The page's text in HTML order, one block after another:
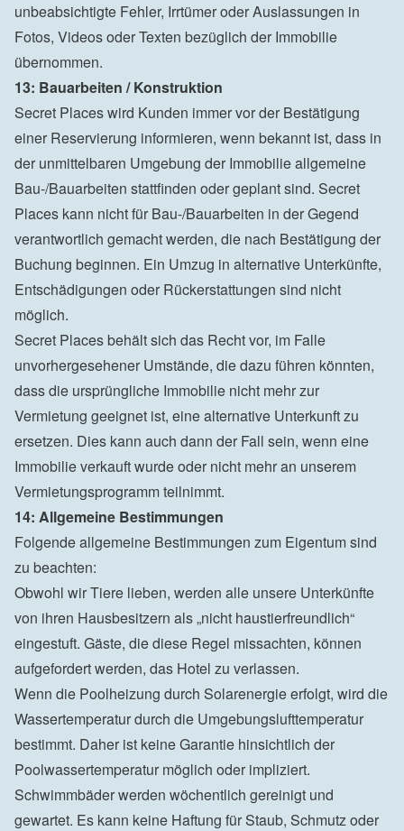
unbeabsichtigte Fehler, Irrtümer oder Auslassungen in
Fotos, Videos oder Texten bezüglich der Immobilie
13: Bauarbeiten / Konstruktion
Secret Places wird Kunden immer vor der Bestätigung
einer Reservierung informieren, wenn bekannt ist, dass in
der unmittelbaren Umgebung der Immobilie allgemeine
Bau-/Bauarbeiten stattfinden oder geplant sind. Secret
Places kann nicht für Bau-/Bauarbeiten in der Gegend
verantwortlich gemacht werden, die nach Bestätigung der
Buchung beginnen. Ein Umzug in alternative Unterkünfte,
Entschädigungen oder Rückerstattungen sind nicht
möglich.
Secret Places behält sich das Recht vor, im Falle
unvorhergesehener Umstände, die dazu führen könnten,
dass die ursprüngliche Immobilie nicht mehr zur
Vermietung geeignet ist, eine alternative Unterkunft zu
ersetzen. Dies kann auch dann der Fall sein, wenn eine
Immobilie verkauft wurde oder nicht mehr an unserem
Vermietungsprogramm teilnimmt.
14: Allgemeine Bestimmungen
Folgende allgemeine Bestimmungen zum Eigentum sind
zu beachten:
Obwohl wir Tiere lieben, werden alle unsere Unterkünfte
von ihren Hausbesitzern als „nicht haustierfreundlich“
eingestuft. Gäste, die diese Regel missachten, können
aufgefordert werden, das Hotel zu verlassen.
Wenn die Poolheizung durch Solarenergie erfolgt, wird die
Wassertemperatur durch die Umgebungslufttemperatur
bestimmt. Daher ist keine Garantie hinsichtlich der
Poolwassertemperatur möglich oder impliziert.
Schwimmbäder werden wöchentlich gereinigt und
gewartet. Es kann keine Haftung für Staub, Schmutz oder